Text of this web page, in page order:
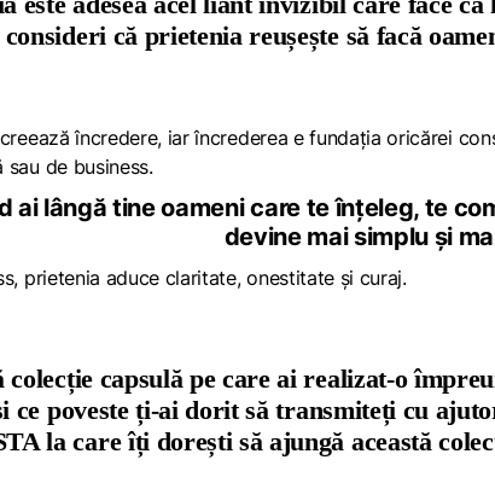
că prietenia reușește să facă
încredere, iar încrederea e fundația oricărei
sau de business.
ai lângă tine oameni care te înțeleg, te
devine mai simplu și
prietenia aduce claritate, onestitate și curaj.
colecție capsulă pe care ai realizat-o
ce poveste ți-ai dorit să transmiteți cu
la care îți dorești să ajungă această